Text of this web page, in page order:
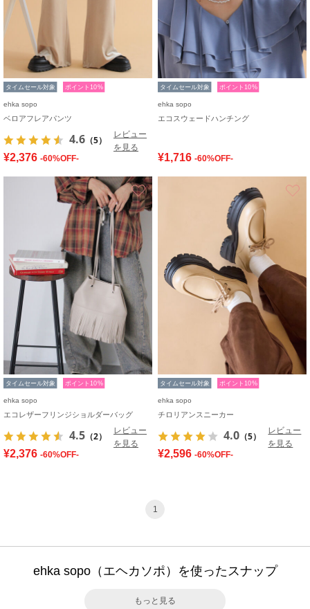
タイムセール対象 ポイント10%
ehka sopo
ベロアフレアパンツ
4.6 （5）
レビュー
を見る
¥2,376 -60%OFF-
タイムセール対象 ポイント10%
ehka sopo
エコスウェードハンチング
¥1,716 -60%OFF-
お気に入り
タイムセール対象 ポイント10%
ehka sopo
エコレザーフリンジショルダーバッグ
4.5 （2）
レビュー
を見る
¥2,376 -60%OFF-
タイムセール対象 ポイント10%
ehka sopo
チロリアンスニーカー
4.0 （5）
レビュー
を見る
¥2,596 -60%OFF-
1
ehka sopo（エヘカソポ）を使ったスナップ
もっと見る